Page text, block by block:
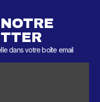
dans votre boîte email